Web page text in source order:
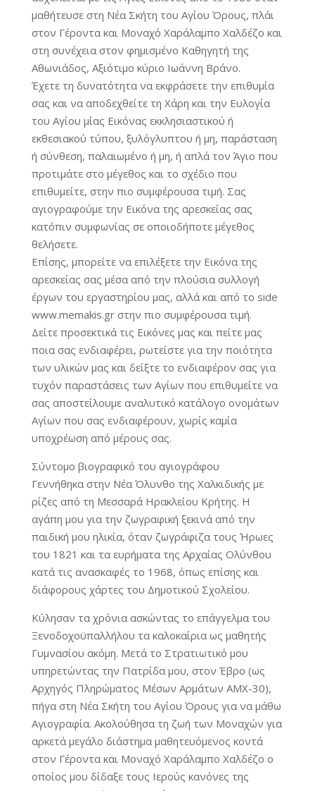
μαθήτευσε στη Νέα Σκήτη του Αγίου Όρους, πλάι
στον Γέροντα και Μοναχό Χαράλαμπο Χαλδέζο και
στη συνέχεια στον φημισμένο Καθηγητή της
Αθωνιάδος, Αξιότιμο κύριο Ιωάννη Βράνο.
Έχετε τη δυνατότητα να εκφράσετε την επιθυμία
σας και να αποδεχθείτε τη Χάρη και την Ευλογία
του Αγίου μίας Εικόνας εκκλησιαστικού ή
εκθεσιακού τύπου, ξυλόγλυπτου ή μη, παράσταση
ή σύνθεση, παλαιωμένο ή μη, ή απλά τον Άγιο που
προτιμάτε στο μέγεθος και το σχέδιο που
επιθυμείτε, στην πιο συμφέρουσα τιμή. Σας
αγιογραφούμε την Εικόνα της αρεσκείας σας
κατόπιν συμφωνίας σε οποιοδήποτε μέγεθος
θελήσετε.
Επίσης, μπορείτε να επιλέξετε την Εικόνα της
αρεσκείας σας μέσα από την πλούσια συλλογή
έργων του εργαστηρίου μας, αλλά και από το side
www.memakis.gr στην πιο συμφέρουσα τιμή.
Δείτε προσεκτικά τις Εικόνες μας και πείτε μας
ποια σας ενδιαφέρει, ρωτείστε για την ποιότητα
των υλικών μας και δείξτε το ενδιαφέρον σας για
τυχόν παραστάσεις των Αγίων που επιθυμείτε να
σας αποστείλουμε αναλυτικό κατάλογο ονομάτων
Αγίων που σας ενδιαφέρουν, χωρίς καμία
υποχρέωση από μέρους σας.
Σύντομο βιογραφικό του αγιογράφου
Γεννήθηκα στην Νέα Όλυνθο της Χαλκιδικής με
ρίζες από τη Μεσσαρά Ηρακλείου Κρήτης. Η
αγάπη μου για την ζωγραφική ξεκινά από την
παιδική μου ηλικία, όταν ζωγράφιζα τους Ήρωες
του 1821 και τα ευρήματα της Αρχαίας Ολύνθου
κατά τις ανασκαφές το 1968, όπως επίσης και
διάφορους χάρτες του Δημοτικού Σχολείου.
Κύλησαν τα χρόνια ασκώντας το επάγγελμα του
Ξενοδοχοϋπαλλήλου τα καλοκαίρια ως μαθητής
Γυμνασίου ακόμη. Μετά το Στρατιωτικό μου
υπηρετώντας την Πατρίδα μου, στον Έβρο (ως
Αρχηγός Πληρώματος Μέσων Αρμάτων ΑΜΧ-30),
πήγα στη Νέα Σκήτη του Αγίου Όρους για να μάθω
Αγιογραφία. Ακολούθησα τη ζωή των Μοναχών για
αρκετά μεγάλο διάστημα μαθητευόμενος κοντά
στον Γέροντα και Μοναχό Χαράλαμπο Χαλδέζο ο
οποίος μου δίδαξε τους Ιερούς κανόνες της